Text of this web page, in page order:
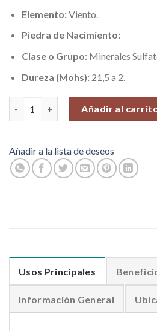
Elemento:Viento.
Piedra de Nacimiento:
Clase o Grupo:Minerales
Dureza (Mohs):21,5 a 2.
Torres de Selenita con 10 cm. de
Añadir al
Añadir a la lista de deseos
Usos Principales
Información General